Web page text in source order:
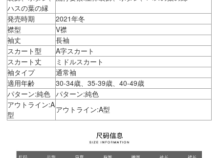
ハスの葉の縁
発売時期
2021年冬
襟型
V襟
袖丈
長袖
スカート型
A字スカート
スカート丈
ミドルスカート
袖タイプ
通常袖
適用年齢
30-34歳、35-39歳、40-49歳
パターン:純色 パターン:純色
アウトライン:A
型
アウトライン:A型